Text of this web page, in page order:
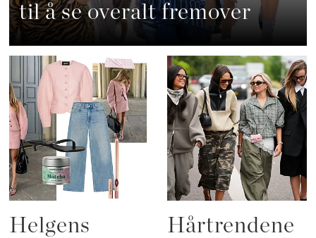
til å se overalt fremover
Helgens
Hårtrendene